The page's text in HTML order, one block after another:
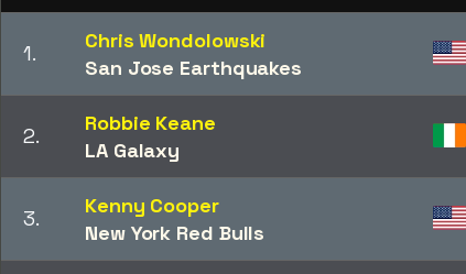
1.
Chris Wondolowski
San Jose Earthquakes
2.
Robbie Keane
LA Galaxy
3.
Kenny Cooper
New York Red Bulls